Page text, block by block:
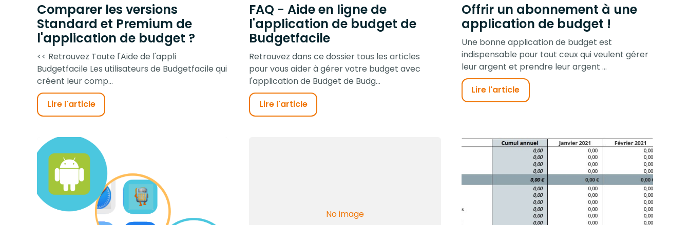
Comparer les versions
Standard et Premium de
l'application de budget ?
<< Retrouvez Toute l'Aide de l'appli
Budgetfacile Les utilisateurs de Budgetfacile qui
créent leur comp...
Lire l'article
FAQ - Aide en ligne de
l'application de budget de
Budgetfacile
Retrouvez dans ce dossier tous les articles
pour vous aider à gérer votre budget avec
l'application de Budget de Budg...
Lire l'article
Offrir un abonnement à une
application de budget !
Une bonne application de budget est
indispensable pour tout ceux qui veulent gérer
leur argent et prendre leur argent ...
Lire l'article
No image